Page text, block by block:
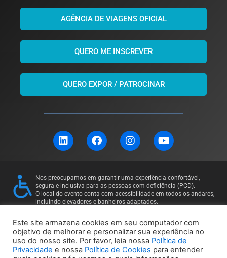
AGÊNCIA DE VIAGENS OFICIAL
QUERO ME INSCREVER
QUERO EXPOR / PATROCINAR
L
i
e
d
i
n
F
a
b
o
o
k
I
n
a
g
r
a
Y
o
u
b
e
Nos preocupamos em garantir uma experiência confortável,
segura e inclusiva para as pessoas com deficiência (PCD).
O local do evento conta com acessibilidade em todos os andares,
incluindo elevadores e banheiros adaptados.
contato: 11 97169-5011
Política de Privacidade Política de Cookies
Este site armazena cookies em seu computador com
objetivo de melhorar e personalizar sua experiência no
uso do nosso site. Por favor, leia nossa Política de
Privacidade e nossa Política de Cookies para entender